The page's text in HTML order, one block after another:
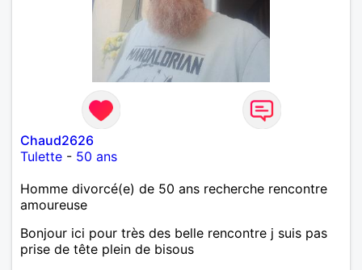
Chaud2626
Tulette - 50 ans
Homme divorcé(e) de 50 ans recherche rencontre
amoureuse
Bonjour ici pour très des belle rencontre j suis pas
prise de tête plein de bisous